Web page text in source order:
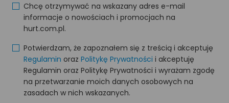
Chcę otrzymywać na wskazany adres e-mail
informacje o nowościach i promocjach na
hurt.com.pl.
Potwierdzam, że zapoznałem się z treścią i akceptuję
Regulamin oraz Politykę Prywatności i akceptuję
Regulamin oraz Politykę Prywatności i wyrażam zgodę
na przetwarzanie moich danych osobowych na
zasadach w nich wskazanych.